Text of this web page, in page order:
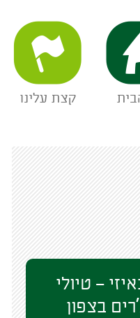
קצת עלינו
– טיולי
בצפון